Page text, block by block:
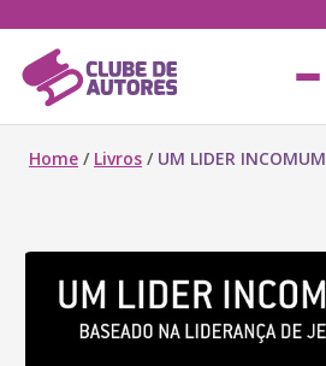
Home / Livros / UM LIDER INCOMUM